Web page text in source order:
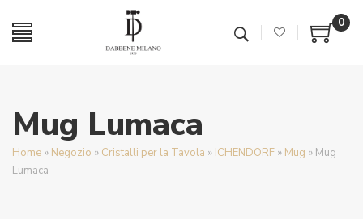
0
Mug Lumaca
Home » Negozio » Cristalli per la Tavola » ICHENDORF » Mug » Mug
Lumaca